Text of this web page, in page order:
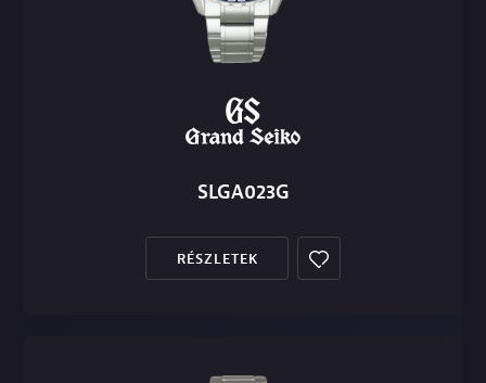
SLGA023G
RÉSZLETEK